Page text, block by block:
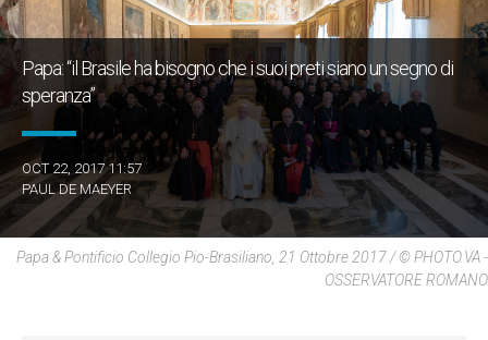
Papa: “il Brasile ha bisogno che i suoi preti siano un segno di
speranza”
OCT 22, 2017 11:57
PAUL DE MAEYER
Papa & Pontificio Collegio Pio-Brasiliano, 21 Ottobre 2017 / © PHOTO.VA -
OSSERVATORE ROMANO